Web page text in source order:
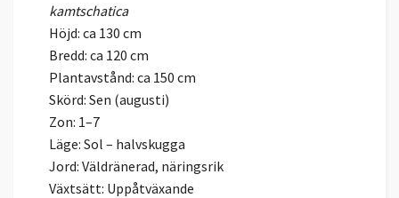
kamtschatica
Höjd: ca 130 cm
Bredd: ca 120 cm
Plantavstånd: ca 150 cm
Skörd: Sen (augusti)
Zon: 1–7
Läge: Sol – halvskugga
Jord: Väldränerad, näringsrik
Växtsätt: Uppåtväxande